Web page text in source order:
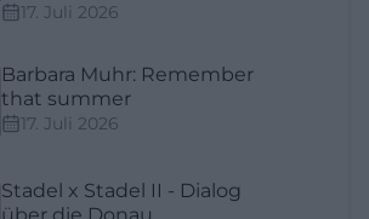
17. Juli 2026
Barbara Muhr: Remember
that summer
17. Juli 2026
Stadel x Stadel II - Dialog